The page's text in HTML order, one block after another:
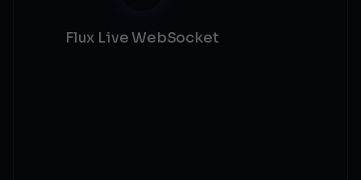
Flux Live WebSocket